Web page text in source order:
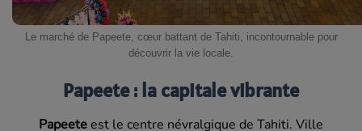
Le marché de Papeete, cœur battant de Tahiti, incontournable pour
découvrir la vie locale.
Papeete : la capitale vibrante
Papeeteest le centre névralgique de Tahiti. Ville